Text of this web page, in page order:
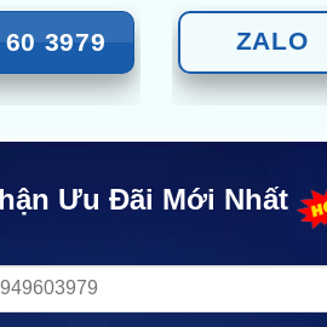
3979 ZALO
Ưu Đãi Mới Nhất